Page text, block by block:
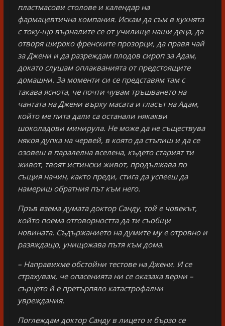
пластмасови столове и календар на
фармацевтична компания. Искам да съм в кухнята
с току-що върналите се от училище наши деца, да
отворя широко френските прозорци, да правя чай
за Джени и да разреждам плодов сироп за Адам,
докато слушам оплакванията от предстоящите
домашни. За моменти си се представям там с
такава яснота, че почти чувам тръшването на
чантата на Джени върху масата и гласът на Адам,
който ме пита дали са останали някакви
шоколадови минирула. Не може да не съществува
някоя дупка на червей, в която да стъпиш и да се
озовеш в паралелна вселена, където старият ти
живот, твоят истински живот, продължава по
същия начин, както преди, стига да успееш да
намериш обратния път към него.
Пръв взема думата доктор Санду, той е човекът,
който поема отговорността да ти съобщи
новината. Съдържанието на думите му е отровно и
разяждащо, унищожава пътя към дома.
– Направихме обстойни тестове на Джени. И се
страхувам, че опасенията ни се оказаха верни –
сърцето й е претърпяло катастрофални
увреждания.
Поглеждам доктор Санду в лицето и бързо се